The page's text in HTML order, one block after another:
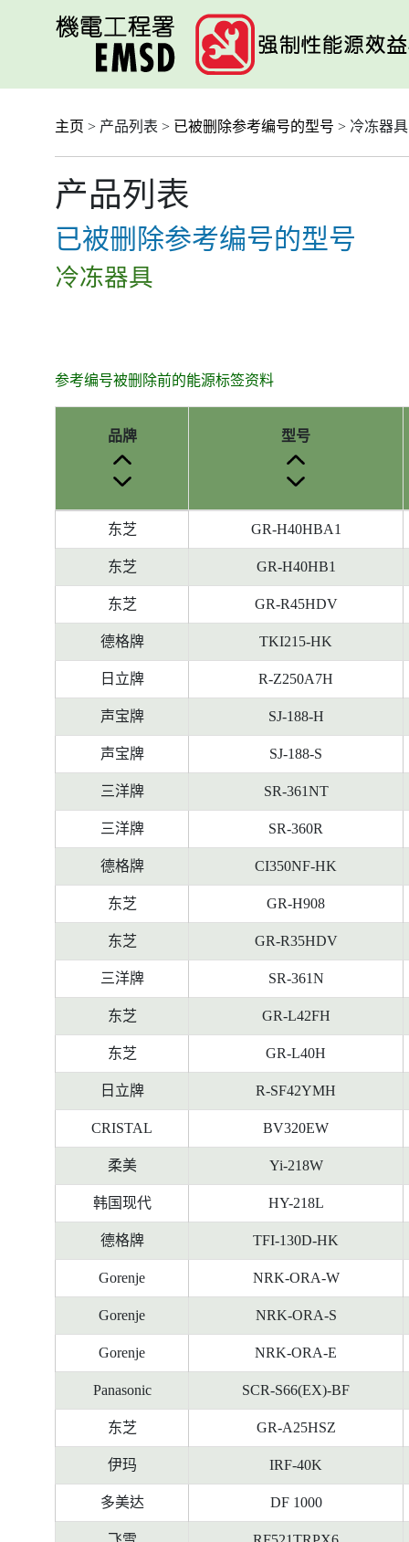
主页 > 产品列表 > 已被删除参考编号的型号 > 冷冻器具
产品列表
已被删除参考编号的型号
冷冻器具
参考编号被删除前的能源标签资料
号
的
源
品牌 型号
东芝 GR-H40HBA1
东芝 GR-H40HB1
东芝 GR-R45HDV
德格牌 TKI215-HK
日立牌 R-Z250A7H
声宝牌 SJ-188-H
声宝牌 SJ-188-S
三洋牌 SR-361NT
三洋牌 SR-360R
德格牌 CI350NF-HK
东芝 GR-H908
东芝 GR-R35HDV
三洋牌 SR-361N
东芝 GR-L42FH
东芝 GR-L40H
日立牌 R-SF42YMH
CRISTAL BV320EW
柔美 Yi-218W
韩国现代 HY-218L
德格牌 TFI-130D-HK
Gorenje NRK-ORA-W
Gorenje NRK-ORA-S
Gorenje NRK-ORA-E
Panasonic SCR-S66(EX)-BF
东芝 GR-A25HSZ
伊玛 IRF-40K
多美达 DF 1000